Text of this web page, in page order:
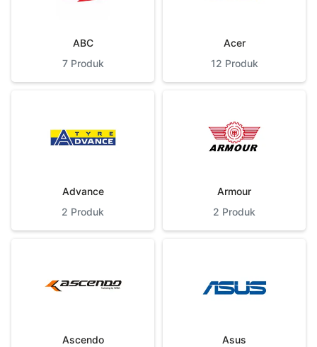
ABC
7 Produk
Acer
12 Produk
Advance
2 Produk
Armour
2 Produk
Ascendo
Asus